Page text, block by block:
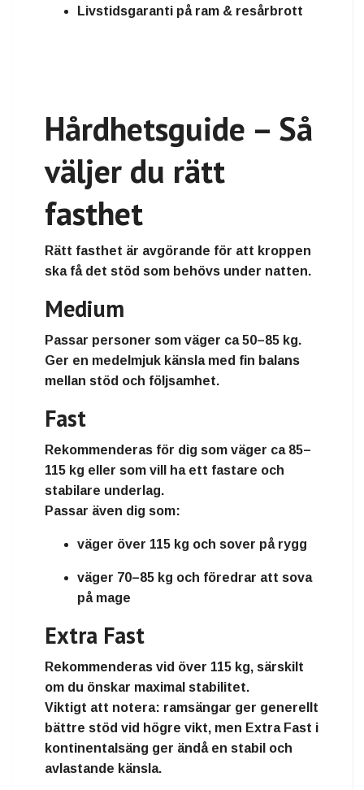
Livstidsgaranti på ram & resårbrott
Hårdhetsguide – Så
väljer du rätt
fasthet
Rätt fasthet är avgörande för att kroppen
ska få det stöd som behövs under natten.
Medium
Passar personer som väger ca 50–85 kg.
Ger en medelmjuk känsla med fin balans
mellan stöd och följsamhet.
Fast
Rekommenderas för dig som väger ca 85–
115 kg eller som vill ha ett fastare och
stabilare underlag.
Passar även dig som:
väger över 115 kg och sover på rygg
väger 70–85 kg och föredrar att sova
på mage
Extra Fast
Rekommenderas vid över 115 kg, särskilt
om du önskar maximal stabilitet.
Viktigt att notera: ramsängar ger generellt
bättre stöd vid högre vikt, men Extra Fast i
kontinentalsäng ger ändå en stabil och
avlastande känsla.